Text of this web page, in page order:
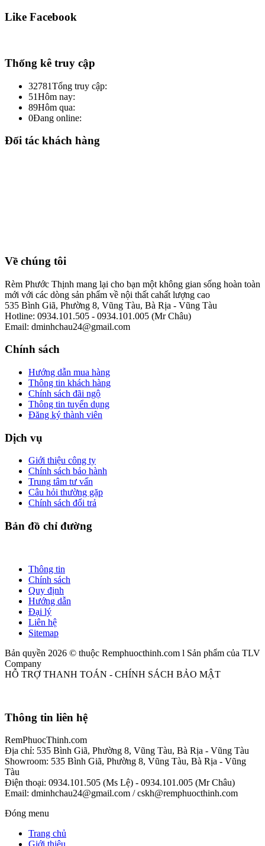
Like Facebook
Thống kê truy cập
32781Tổng truy cập:
51Hôm nay:
89Hôm qua:
0Đang online:
Đối tác khách hàng
Về chúng tôi
Rèm Phước Thịnh mang lại cho bạn một không gian sống hoàn toàn
mới với các dòng sản phẩm về nội thất cahất lượng cao
535 Bình Giã, Phường 8, Vũng Tàu, Bà Rịa - Vũng Tàu
Hotline: 0934.101.505 - 0934.101.005 (Mr Châu)
Email: dminhchau24@gmail.com
Chính sách
Hướng dẫn mua hàng
Thông tin khách hàng
Chính sách đãi ngộ
Thông tin tuyển dụng
Đăng ký thành viên
Dịch vụ
Giới thiệu công ty
Chính sách bảo hành
Trung tâm tư vấn
Câu hỏi thường gặp
Chính sách đổi trả
Bản đồ chỉ đường
Thông tin
Chính sách
Quy định
Hướng dẫn
Đại lý
Liên hệ
Sitemap
Bản quyền 2026 © thuộc Remphuocthinh.com l Sản phẩm của TLV
Company
HỖ TRỢ THANH TOÁN - CHÍNH SÁCH BẢO MẬT
Thông tin liên hệ
RemPhuocThinh.com
Địa chỉ: 535 Bình Giã, Phường 8, Vũng Tàu, Bà Rịa - Vũng Tàu
Showroom: 535 Bình Giã, Phường 8, Vũng Tàu, Bà Rịa - Vũng
Tàu
Điện thoại: 0934.101.505 (Ms Lệ) - 0934.101.005 (Mr Châu)
Email: dminhchau24@gmail.com / cskh@remphuocthinh.com
Đóng menu
Trang chủ